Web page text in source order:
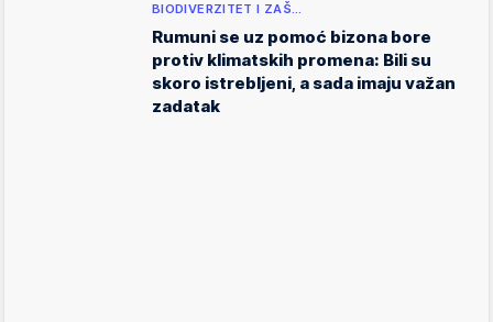
BIODIVERZITET I ZAŠ…
Rumuni se uz pomoć bizona bore
protiv klimatskih promena: Bili su
skoro istrebljeni, a sada imaju važan
zadatak